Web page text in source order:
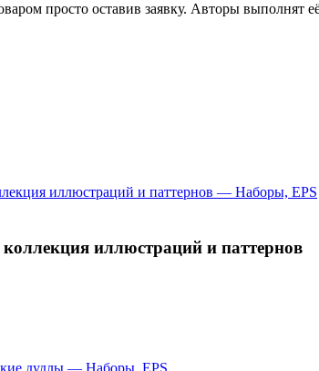
просто оставив заявку. Авторы выполнят
иллюстраций и паттернов